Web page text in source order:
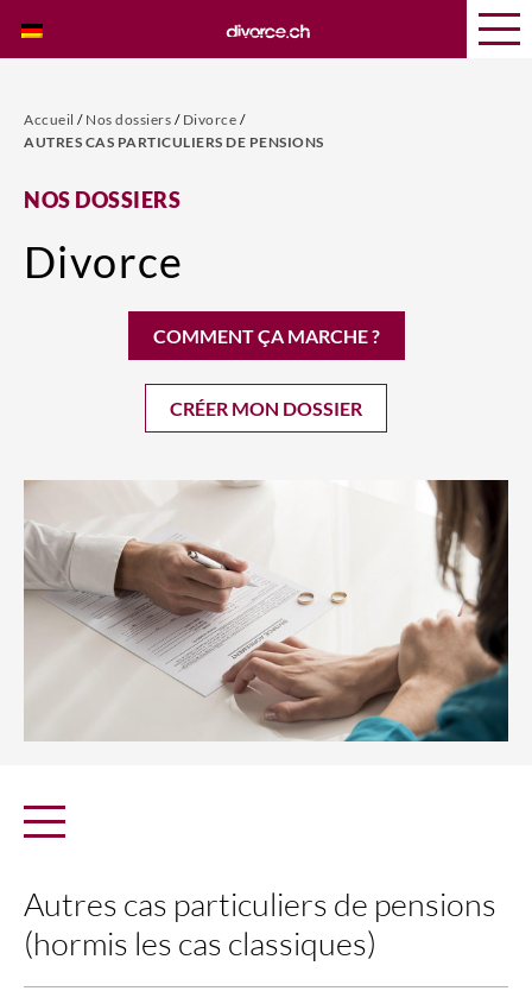
Accueil / Nos dossiers / Divorce /
AUTRES CAS PARTICULIERS DE PENSIONS
NOS DOSSIERS
Divorce
COMMENT ÇA MARCHE ?
CRÉER MON DOSSIER
Autres cas particuliers de pensions
(hormis les cas classiques)